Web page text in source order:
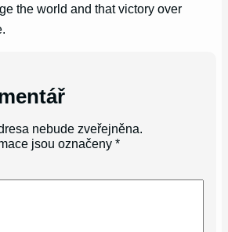
the world and that victory over
nebude zveřejněna.
jsou označeny*